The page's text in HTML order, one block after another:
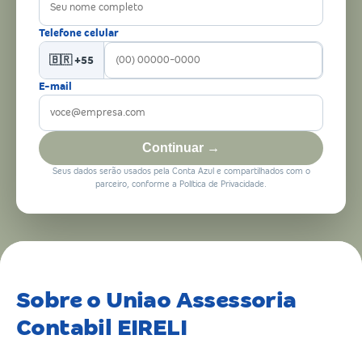
Telefone celular
🇧🇷 +55
E-mail
Continuar →
Seus dados serão usados pela Conta Azul e compartilhados com o
parceiro, conforme a Política de Privacidade.
Sobre o Uniao Assessoria
Contabil EIRELI